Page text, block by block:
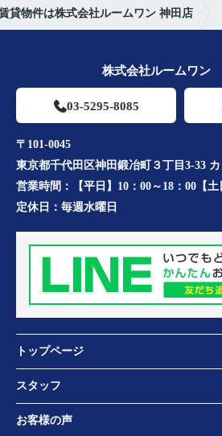
貸物件は株式会社ルームワン 神田店
株式会社ルームワン
03-5295-8085
〒101-0045
東京都千代田区神田鍛冶町３丁目3-33
営業時間：
【平日】10：00～18：00【
定休日： 毎週水曜日
トップページ
スタッフ
お客様の声